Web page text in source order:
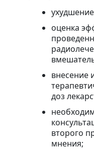
оценка
внесение
доз
второго
мнения;